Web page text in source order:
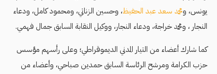
يونس، ومحمد سعد عبد الحفيظ، وحسين الزناتي، ومحمود كامل، ودعاء
النجار ، ومحمد خراجة، ودعاء النجار، ووكيل النقابة السابق جمال فهمي.
كما شارك أعضاء من التيار المدني الديموقراطي؛ وعلى رأسهم مؤسس
حزب الكرامة ومرشح الرئاسة السابق حمدين صباحي، وأعضاء من